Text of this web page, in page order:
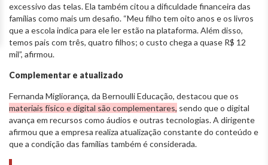
excessivo das telas. Ela também citou a dificuldade financeira das
famílias como mais um desafio. “Meu filho tem oito anos e os livros
que a escola indica para ele ler estão na plataforma. Além disso,
temos pais com três, quatro filhos; o custo chega a quase R$ 12
mil”, afirmou.
Complementar e atualizado
Fernanda Migliorança, da Bernoulli Educação, destacou que os
materiais físico e digital são complementares, sendo que o digital
avança em recursos como áudios e outras tecnologias. A dirigente
afirmou que a empresa realiza atualização constante do conteúdo e
que a condição das famílias também é considerada.